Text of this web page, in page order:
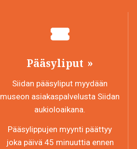
Pääsyliput
Siidan pääsyliput myydään
museon asiakaspalvelusta Siidan
aukioloaikana.
Pääsylippujen myynti päättyy
joka päivä 45 minuuttia ennen